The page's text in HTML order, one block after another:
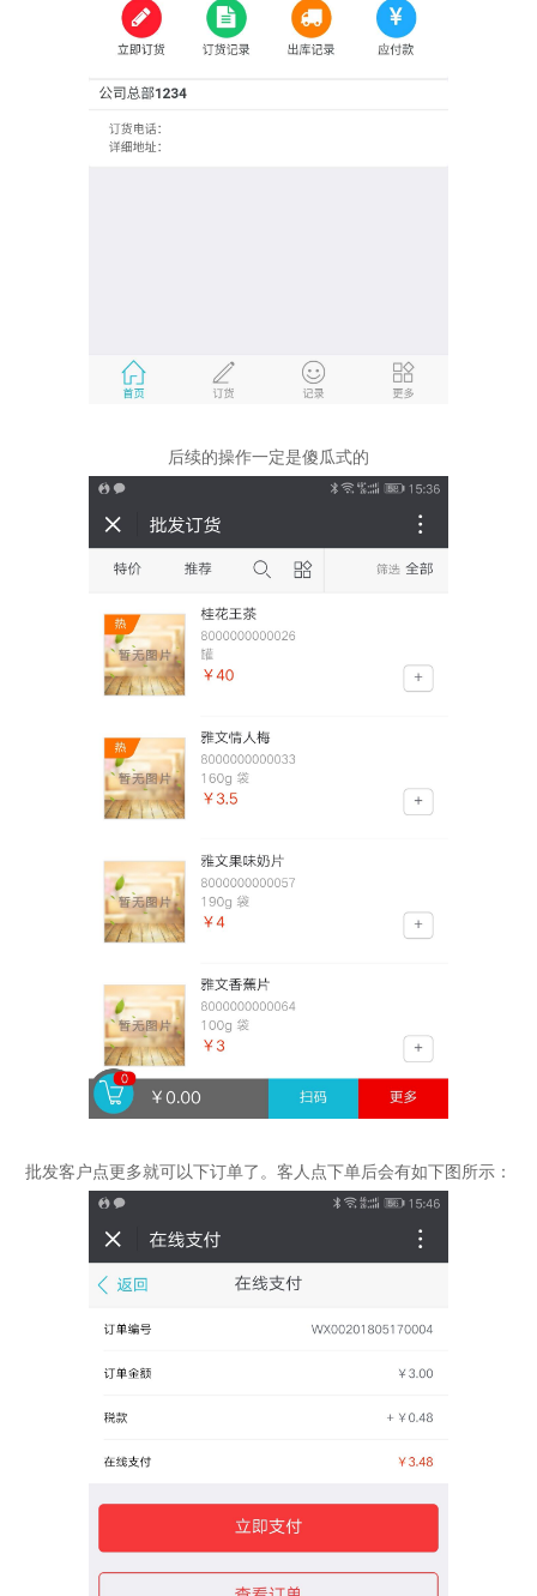
后续的操作一定是傻瓜式的
批发客户点更多就可以下订单了。客人点下单后会有如下图所示：